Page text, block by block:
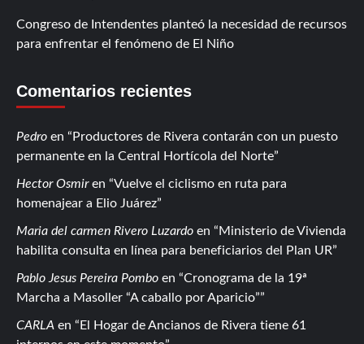
Congreso de Intendentes planteó la necesidad de recursos
para enfrentar el fenómeno de El Niño
Comentarios recientes
Pedro en
Productores de Rivera contarán con un puesto
permanente en la Central Hortícola del Norte
Hector Osmiren
Vuelve el ciclismo en ruta para
homenajear a Elio Juárez
Maria del carmen Rivero Luzardo en
Ministerio de Vivienda
habilita consulta en línea para beneficiarios del Plan UR
Pablo Jesus Pereira Pombo en
Cronograma de la 19ª
Marcha a Masoller “A caballo por Aparicio”
CARLA en
El Hogar de Ancianos de Rivera tiene 61